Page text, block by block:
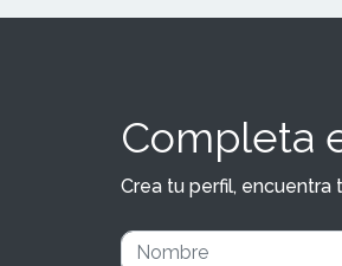
Completa
Crea tu perfil,